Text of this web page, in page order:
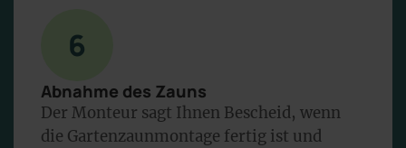
6
Abnahme des Zauns
Der Monteur sagt Ihnen Bescheid, wenn
die Gartenzaunmontage fertig ist und